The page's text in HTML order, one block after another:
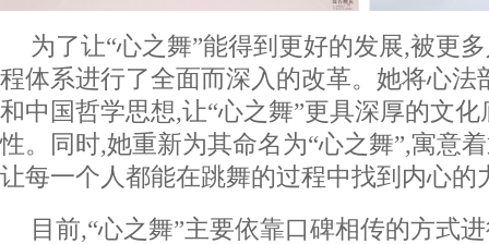
为了让“心之舞”能得到更好的发展,被更
程体系进行了全面而深入的改革。她将心法
和中国哲学思想,让“心之舞”更具深厚的文
性。同时,她重新为其命名为“心之舞”,寓意
让每一个人都能在跳舞的过程中找到内心的
目前,“心之舞”主要依靠口碑相传的方式